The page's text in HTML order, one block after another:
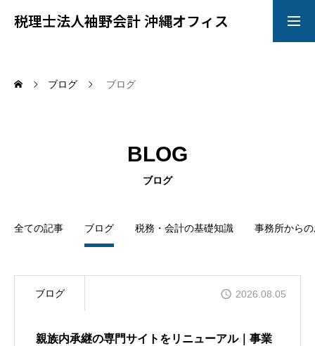
税理士法人袖野会計 沖縄オフィス
会社概要
お客様のご紹介
ブログ ブログ
BLOG
ブログ
全ての記事 ブログ 税務・会計の基礎知識 事務所から
ブログ 2026.08.05
親族内承継の専門サイトをリニューアル｜事業